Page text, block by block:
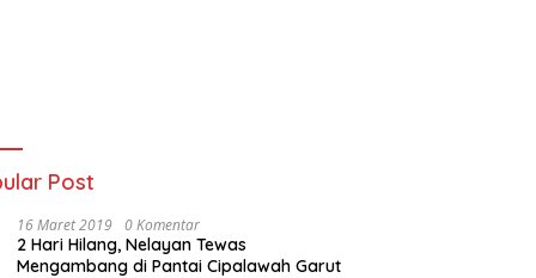
Post
16 Maret 2019 0 Komentar
2 Hari Hilang, Nelayan Tewas
Mengambang di Pantai Cipalawah Garut